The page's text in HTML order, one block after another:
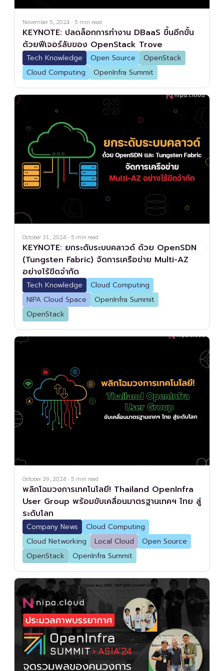
November 5, 2024 · 5 min read
KEYNOTE: ปลดล็อกการทำงาน DBaaS ขึ้นอีกขั้น
ด้วยฟีเจอร์ลับของ OpenStack Trove
Tech Knowledge Open Source
OpenStack
Cloud Computing
OpenInfra Summit
October 31, 2024 · 5 min read
KEYNOTE: ยกระดับระบบคลาวด์ ด้วย OpenSDN
(Tungsten Fabric) จัดการเครือข่าย Multi-AZ
อย่างไร้ขีดจำกัด
Tech Knowledge
Cloud Computing
NIPA Cloud Space
OpenInfra Summit
OpenStack
October 29, 2024 · 5 min read
พลิกโฉมวงการเทคโนโลยี! Thailand OpenInfra
User Group พร้อมขับเคลื่อนมาตรฐานเทคฯ ไทย สู่
ระดับโลก
Company News
Cloud Computing
Cloud Networking
Local Cloud
Open Source
OpenStack
OpenInfra Summit